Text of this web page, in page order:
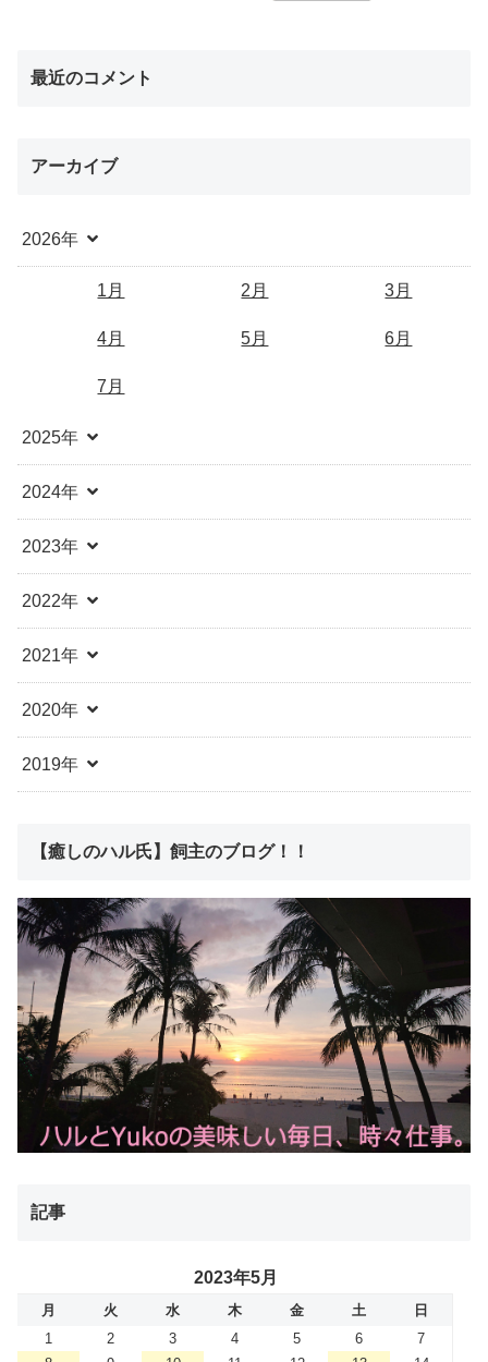
最近のコメント
アーカイブ
2026年
1月 2月 3月
4月 5月 6月
7月
2025年
2024年
2023年
2022年
2021年
2020年
2019年
【癒しのハル氏】飼主のブログ！！
記事
2023年5月
月 火 水 木 金 土
日
1
2 3 4 5 6
7